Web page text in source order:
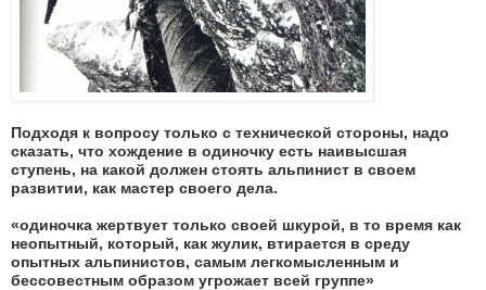
Подходя к вопросу только с технической стороны, надо
сказать, что хождение в одиночку есть наивысшая
ступень, на какой должен стоять альпинист в своем
развитии, как мастер своего дела.
«одиночка жертвует только своей шкурой, в то время как
неопытный, который, как жулик, втирается в среду
опытных альпинистов, самым легкомысленным и
бессовестным образом угрожает всей группе»